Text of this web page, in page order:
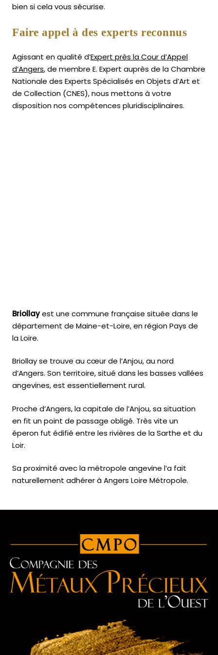
bien si cela vous sécurise.
Faire appel à des experts reconnus
Agissant en qualité d’Expert près la Cour d’Appel
d’Angers, de membre E. Expert auprès de laChambre
Nationale des Experts Spécialisés en Objets d’Art et
de Collection (CNES),nous mettons à votre
disposition nos compétences pluridisciplinaires.
Briollayest une commune française située dans le
département de Maine-et-Loire, en région Pays de
la Loire.
Briollay se trouve au cœur de l’Anjou, au nord
d’Angers. Son territoire, situé dans les basses vallées
angevines, est essentiellement rural.
Proche d’Angers, la capitale de l’Anjou, sa situation
en fit un point de passage obligé. Très vite un
éperon fut édifié entre les rivières de la Sarthe et du
Loir.
Sa proximité avec la métropole angevine l’a fait
naturellement adhérer à Angers Loire Métropole.